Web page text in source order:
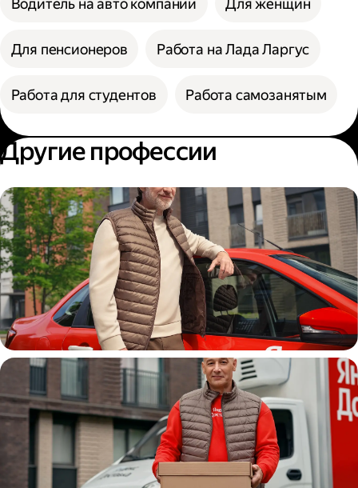
Для пенсионеров Работа на Лада Ларгус
Работа для студентов Работа самозанятым
Другие профессии
Автокурьер